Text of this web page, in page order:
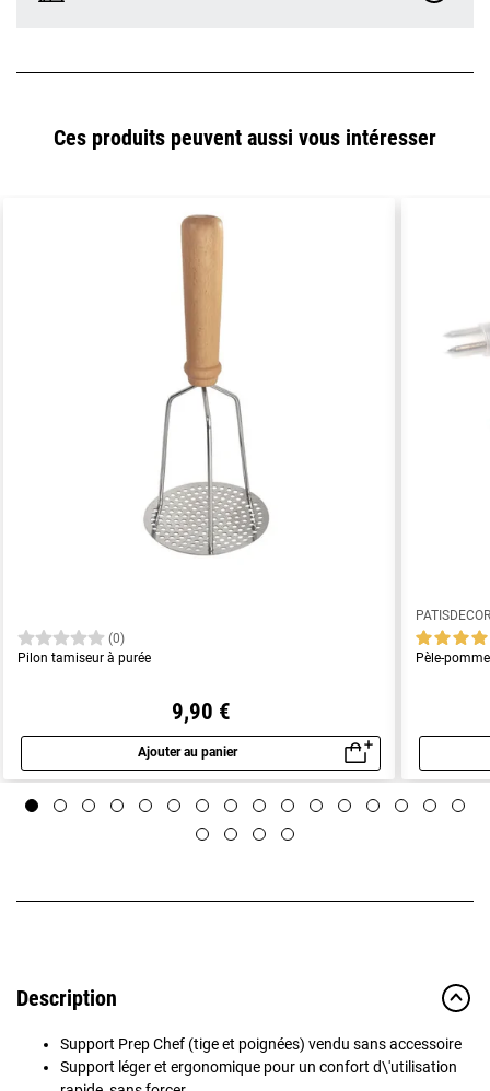
Ces produits peuvent aussi vous intéresser
(0)
Pilon tamiseur à purée
9,90 €
Ajouter au panier
Aperçu rapide
Pèle-
Description
Support Prep Chef (tige et poignées) vendu sans accessoire
Support léger et ergonomique pour un confort d\'utilisation